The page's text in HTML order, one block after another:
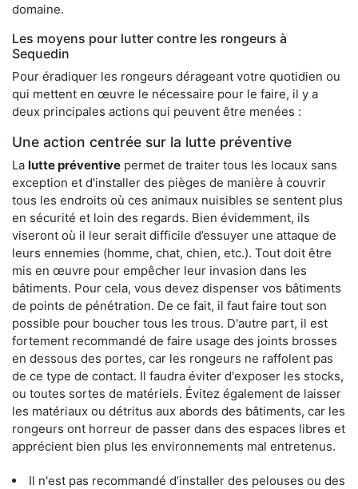
domaine.
Les moyens pour lutter contre les rongeurs à
Sequedin
Pour éradiquer les rongeurs dérageant votre quotidien ou
qui mettent en œuvre le nécessaire pour le faire, il y a
deux principales actions qui peuvent être menées :
Une action centrée sur la lutte préventive
La lutte préventive permet de traiter tous les locaux sans
exception et d'installer des pièges de manière à couvrir
tous les endroits où ces animaux nuisibles se sentent plus
en sécurité et loin des regards. Bien évidemment, ils
viseront où il leur serait difficile d’essuyer une attaque de
leurs ennemies (homme, chat, chien, etc.). Tout doit être
mis en œuvre pour empêcher leur invasion dans les
bâtiments. Pour cela, vous devez dispenser vos bâtiments
de points de pénétration. De ce fait, il faut faire tout son
possible pour boucher tous les trous. D'autre part, il est
fortement recommandé de faire usage des joints brosses
en dessous des portes, car les rongeurs ne raffolent pas
de ce type de contact. Il faudra éviter d'exposer les stocks,
ou toutes sortes de matériels. Évitez également de laisser
les matériaux ou détritus aux abords des bâtiments, car les
rongeurs ont horreur de passer dans des espaces libres et
apprécient bien plus les environnements mal entretenus.
Il n'est pas recommandé d’installer des pelouses ou des